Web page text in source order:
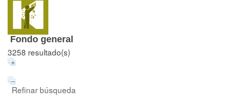
Fondo general
3258 resultado(s)
Refinar búsqueda